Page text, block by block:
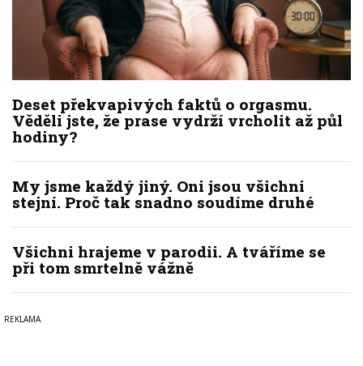
Deset překvapivých faktů o orgasmu.
Věděli jste, že prase vydrží vrcholit až půl
hodiny?
My jsme každý jiný. Oni jsou všichni
stejní. Proč tak snadno soudíme druhé
Všichni hrajeme v parodii. A tváříme se
při tom smrtelně vážně